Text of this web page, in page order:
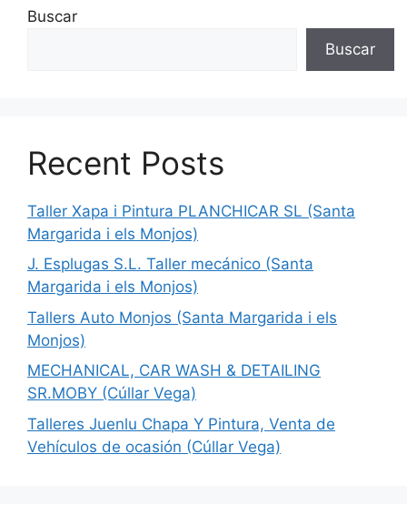
Buscar
Buscar
Recent Posts
Taller Xapa i Pintura PLANCHICAR SL (Santa
Margarida i els Monjos)
J. Esplugas S.L. Taller mecánico (Santa
Margarida i els Monjos)
Tallers Auto Monjos (Santa Margarida i els
Monjos)
MECHANICAL, CAR WASH & DETAILING
SR.MOBY (Cúllar Vega)
Talleres Juenlu Chapa Y Pintura, Venta de
Vehículos de ocasión (Cúllar Vega)